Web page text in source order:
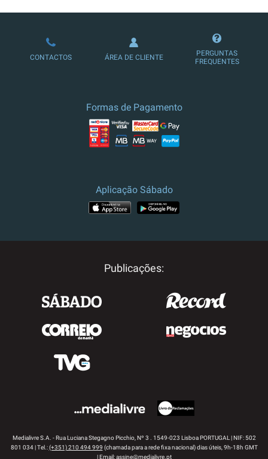
LOJA DE ASSINATURAS
CONTACTOS ÁREA DE CLIENTE
PERGUNTAS
FREQUENTES
Formas de Pagamento
Aplicação Sábado
Publicações:
Medialivre S.A. - Rua Luciana Stegagno Picchio, Nº 3 . 1549-023 Lisboa PORTUGAL | NIF: 502
801 034 | Tel.:(+351) 210 494 999 (chamada para a rede fixa nacional) dias úteis, 9h-18h GMT
| Email:assine@medialivre.pt